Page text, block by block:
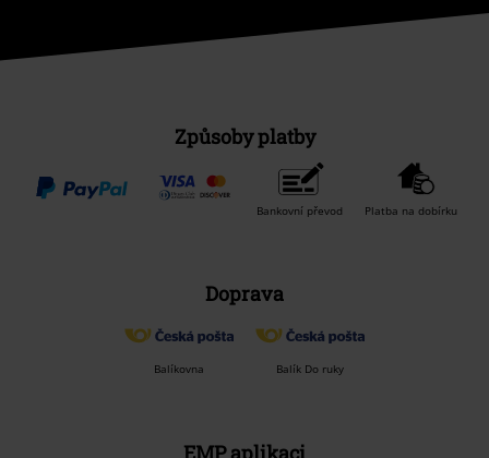
Způsoby platby
Bankovní převod Platba na dobírku
Doprava
Balíkovna Balík Do ruky
EMP aplikaci